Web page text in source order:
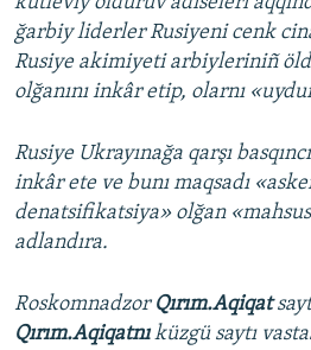
ğarbiy liderler Rusiyeni cenk
Rusiye akimiyeti arbiyleriniñ
olğanını inkâr etip, olarnı
Rusiye Ukrayınağa qarşı
inkâr ete ve bunı maqsadı
denatsifikatsiya» olğan
adlandıra.
Roskomnadzor Qırım.Aqiqat
Qırım.Aqiqatnıküzgü saytı